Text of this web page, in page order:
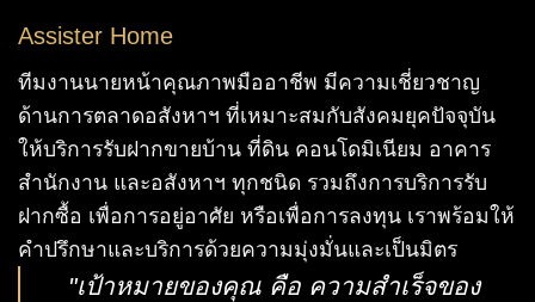
Assister Home
ทีมงานนายหน้าคุณภาพมืออาชีพ มีความเชี่ยวชาญ
ด้านการตลาดอสังหาฯ ที่เหมาะสมกับสังคมยุคปัจจุบัน
ให้บริการรับฝากขายบ้าน ที่ดิน คอนโดมิเนียม อาคาร
สำนักงาน และอสังหาฯ ทุกชนิด รวมถึงการบริการรับ
ฝากซื้อ เพื่อการอยู่อาศัย หรือเพื่อการลงทุน เราพร้อมให้
คำปรึกษาและบริการด้วยความมุ่งมั่นและเป็นมิตร
"เป้าหมายของคุณ คือ ความสำเร็จของ